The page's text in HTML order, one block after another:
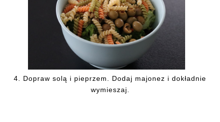
4. Dopraw solą i pieprzem. Dodaj majonez i dokładnie
wymieszaj.